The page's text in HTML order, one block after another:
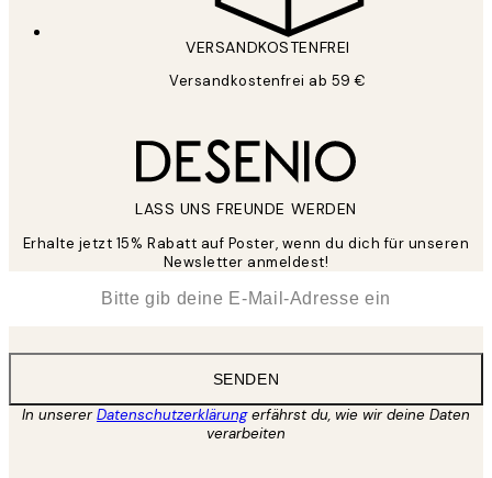
VERSANDKOSTENFREI
Versandkostenfrei ab 59 €
LASS UNS FREUNDE WERDEN
Erhalte jetzt 15% Rabatt auf Poster, wenn du dich für unseren
Newsletter anmeldest!
SENDEN
In unsererDatenschutzerklärungerfährst du, wie wir deine Daten
verarbeiten